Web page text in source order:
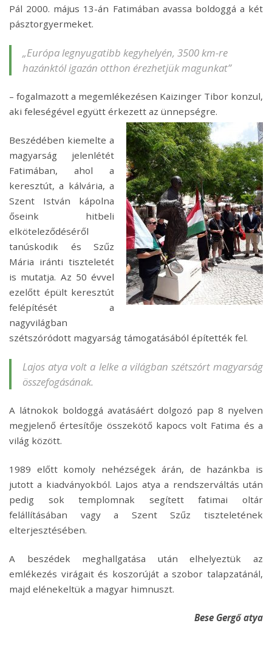
Pál 2000. május 13-án Fatimában avassa boldoggá a két
pásztorgyermeket.
„Európa legnyugatibb kegyhelyén, 3500 km-re
hazánktól igazán otthon érezhetjük magunkat”
– fogalmazott a megemlékezésen Kaizinger Tibor konzul,
aki feleségével együtt érkezett az ünnepségre.
Beszédében kiemelte a
magyarság jelenlétét
Fatimában, ahol a
keresztút, a kálvária, a
Szent István kápolna
őseink hitbeli
elköteleződéséről
tanúskodik és Szűz
Mária iránti tiszteletét
is mutatja. Az 50 évvel
ezelőtt épült keresztút
felépítését a
nagyvilágban
szétszóródott magyarság támogatásából építették fel.
Lajos atya volt a lelke a világban szétszórt magyarság
összefogásának.
A látnokok boldoggá avatásáért dolgozó pap 8 nyelven
megjelenő értesítője összekötő kapocs volt Fatima és a
világ között.
1989 előtt komoly nehézségek árán, de hazánkba is
jutott a kiadványokból. Lajos atya a rendszerváltás után
pedig sok templomnak segített fatimai oltár
felállításában vagy a Szent Szűz tiszteletének
elterjesztésében.
A beszédek meghallgatása után elhelyeztük az
emlékezés virágait és koszorúját a szobor talapzatánál,
majd elénekeltük a magyar himnuszt.
Bese Gergő atya